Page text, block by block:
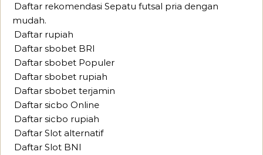
Daftar rekomendasi Sepatu futsal pria dengan
mudah.
Daftar rupiah
Daftar sbobet BRI
Daftar sbobet Populer
Daftar sbobet rupiah
Daftar sbobet terjamin
Daftar sicbo Online
Daftar sicbo rupiah
Daftar Slot alternatif
Daftar Slot BNI